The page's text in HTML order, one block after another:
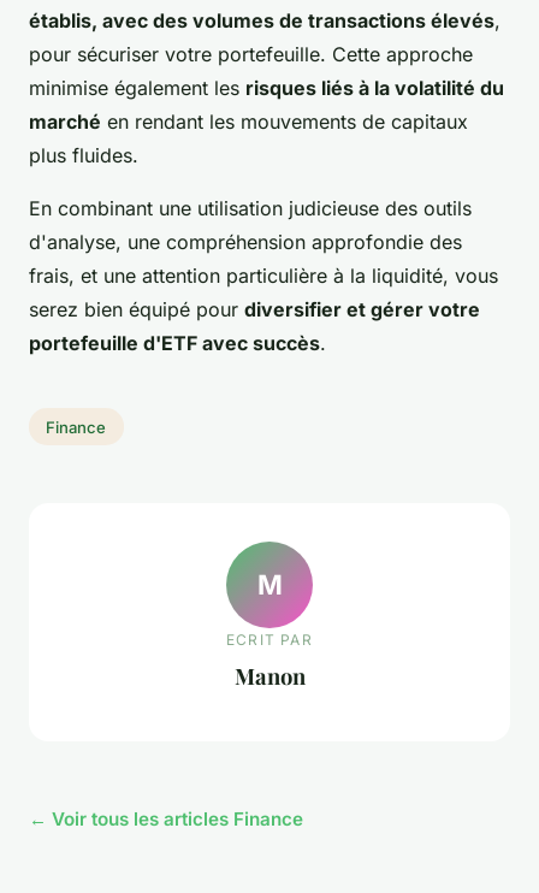
établis, avec des volumes de transactions élevés,
pour sécuriser votre portefeuille. Cette approche
minimise également les risques liés à la volatilité du
marché en rendant les mouvements de capitaux
plus fluides.
En combinant une utilisation judicieuse des outils
d'analyse, une compréhension approfondie des
frais, et une attention particulière à la liquidité, vous
serez bien équipé pour diversifier et gérer votre
portefeuille d'ETF avec succès.
Finance
M
ECRIT PAR
Manon
← Voir tous les articles Finance